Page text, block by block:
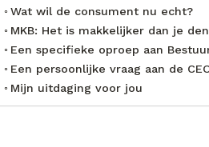
Wat wil de consument nu echt?
MKB: Het is makkelijker dan je
Een specifieke oproep aan
Een persoonlijke vraag aan de
Mijn uitdaging voor jou